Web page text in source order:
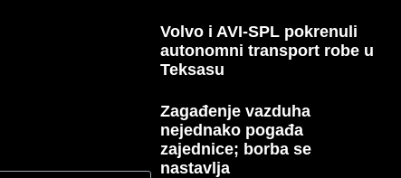
Volvo i AVI-SPL pokrenuli
autonomni transport robe u
Teksasu
Zagađenje vazduha
nejednako pogađa
zajednice; borba se
nastavlja